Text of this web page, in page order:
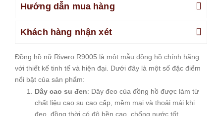
Hướng dẫn mua hàng
Khách hàng nhận xét
Đồng hồ nữ Rivero R9005 là một mẫu đồng hồ chính hãng
với thiết kế tinh tế và hiện đại. Dưới đây là một số đặc điểm
nổi bật của sản phẩm:
Dây cao su đen: Dây đeo của đồng hồ được làm từ
chất liệu cao su cao cấp, mềm mại và thoải mái khi
đeo, đồng thời có độ bền cao, chống nước tốt.